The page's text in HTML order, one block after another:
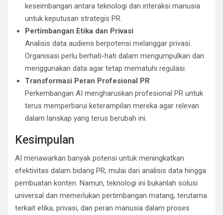
keseimbangan antara teknologi dan interaksi manusia
untuk keputusan strategis PR.
Pertimbangan Etika dan Privasi
Analisis data audiens berpotensi melanggar privasi.
Organisasi perlu berhati-hati dalam mengumpulkan dan
menggunakan data agar tetap mematuhi regulasi.
Transformasi Peran Profesional PR
Perkembangan AI mengharuskan profesional PR untuk
terus memperbarui keterampilan mereka agar relevan
dalam lanskap yang terus berubah ini.
Kesimpulan
AI menawarkan banyak potensi untuk meningkatkan
efektivitas dalam bidang PR, mulai dari analisis data hingga
pembuatan konten. Namun, teknologi ini bukanlah solusi
universal dan memerlukan pertimbangan matang, terutama
terkait etika, privasi, dan peran manusia dalam proses